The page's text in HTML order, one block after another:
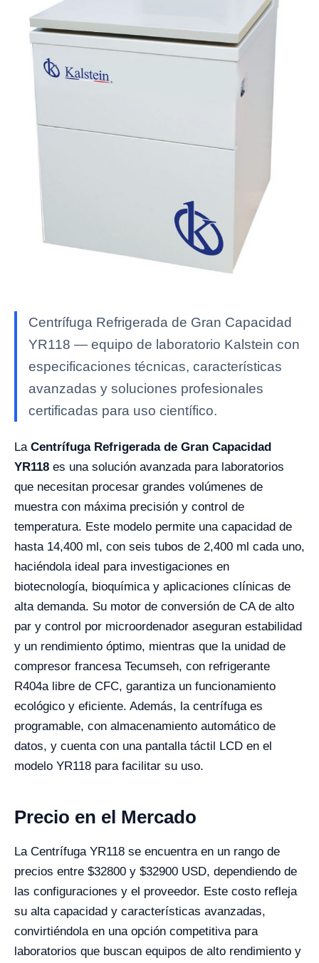
Centrífuga Refrigerada de Gran Capacidad
YR118 — equipo de laboratorio Kalstein con
especificaciones técnicas, características
avanzadas y soluciones profesionales
certificadas para uso científico.
La Centrífuga Refrigerada de Gran Capacidad
YR118 es una solución avanzada para laboratorios
que necesitan procesar grandes volúmenes de
muestra con máxima precisión y control de
temperatura. Este modelo permite una capacidad de
hasta 14,400 ml, con seis tubos de 2,400 ml cada uno,
haciéndola ideal para investigaciones en
biotecnología, bioquímica y aplicaciones clínicas de
alta demanda. Su motor de conversión de CA de alto
par y control por microordenador aseguran estabilidad
y un rendimiento óptimo, mientras que la unidad de
compresor francesa Tecumseh, con refrigerante
R404a libre de CFC, garantiza un funcionamiento
ecológico y eficiente. Además, la centrífuga es
programable, con almacenamiento automático de
datos, y cuenta con una pantalla táctil LCD en el
modelo YR118 para facilitar su uso.
Precio en el Mercado
La Centrífuga YR118 se encuentra en un rango de
precios entre $32800 y $32900 USD, dependiendo de
las configuraciones y el proveedor. Este costo refleja
su alta capacidad y características avanzadas,
convirtiéndola en una opción competitiva para
laboratorios que buscan equipos de alto rendimiento y